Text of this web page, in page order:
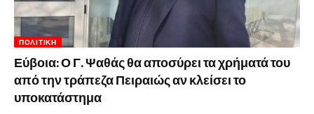
ΠΟΛΙΤΙΚΉ
Εύβοια: Ο Γ. Ψαθάς θα αποσύρει τα χρήματά του
από την τράπεζα Πειραιώς αν κλείσει το
υποκατάστημα